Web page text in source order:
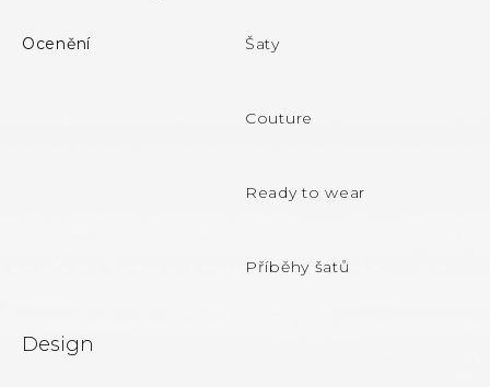
Ocenění Šaty
Couture
Ready to wear
Příběhy šatů
Design